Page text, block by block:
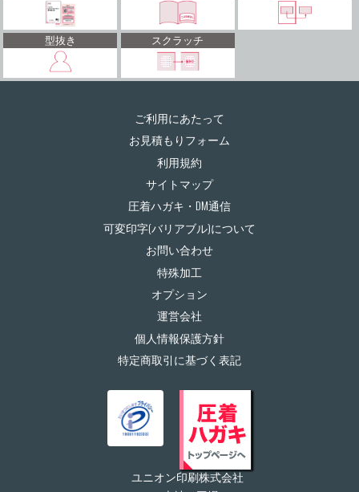
型抜き スクラッチ
ご利用にあたって
お見積もりフォーム
利用規約
サイトマップ
圧着ハガキ・DM通信
可変印字(バリアブル)について
お問い合わせ
特殊加工
オプション
運営会社
個人情報保護方針
特定商取引に基づく表記
ユニオン印刷株式会社